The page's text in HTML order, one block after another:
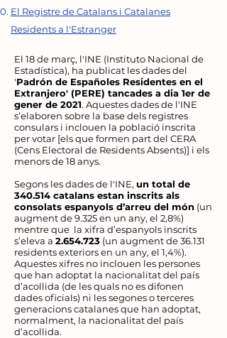
El Registre de Catalans i Catalanes
Residents a l'Estranger
El 18 de març, l'INE (Instituto Nacional de
Estadística), ha publicat les dades del
'Padrón de Españoles Residentes en el
Extranjero' (PERE) tancades a dia 1er de
gener de 2021. Aquestes dades de l'INE
s’elaboren sobre la base dels registres
consulars i inclouen la població inscrita
per votar [els que formen part del CERA
(Cens Electoral de Residents Absents)] i els
menors de 18 anys.
Segons les dades de l'INE, un total de
340.514 catalans estan inscrits als
consolats espanyols d’arreu del món (un
augment de 9.325 en un any, el 2,8%)
mentre que la xifra d’espanyols inscrits
s’eleva a 2.654.723 (un augment de 36.131
residents exteriors en un any, el 1,4%).
Aquestes xifres no inclouen les persones
que han adoptat la nacionalitat del país
d’acollida (de les quals no es difonen
dades oficials) ni les segones o terceres
generacions catalanes que han adoptat,
normalment, la nacionalitat del país
d’acollida.